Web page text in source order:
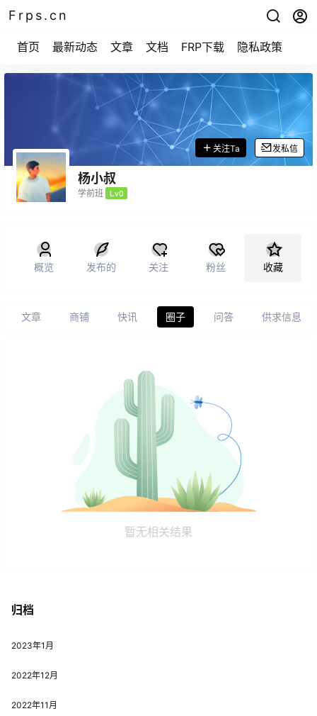
Frps.cn
首页 最新动态 文章 文档 FRP下载 隐私政策
杨小叔
学前班 Lv0
关注Ta 发私信
概览 发布的 关注 粉丝 收藏
文章 商铺 快讯 圈子 问答 供求信息
暂无相关结果
归档
2023年1月
2022年12月
2022年11月